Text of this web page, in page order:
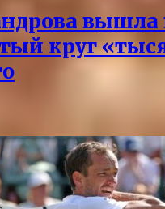
вышла
круг